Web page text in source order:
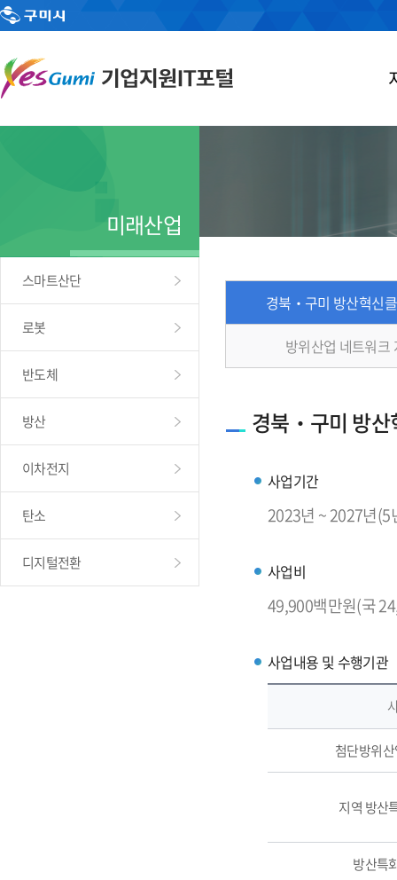
미래산업
스마트산단
로봇
반도체
방산
이차전지
탄소
디지털전환
경북‧구미 방산혁신
방위산업 네트워크
경북‧구미 방산
사업기간
2023년 ~ 2027년(5
사업비
49,900백만원(국
사업내용 및 수행기관
첨단방위
지역 방산
방산특